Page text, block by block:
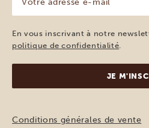
adresse
e-
mail
(Nécessaire)
En vous inscrivant à notre
politique de confidentialité
Conditions générales de vente